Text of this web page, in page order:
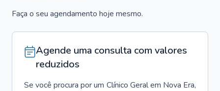
Faça o seu agendamento hoje mesmo.
Agende uma consulta com valores
reduzidos
Se você procura por um Clínico Geralem Nova Era,